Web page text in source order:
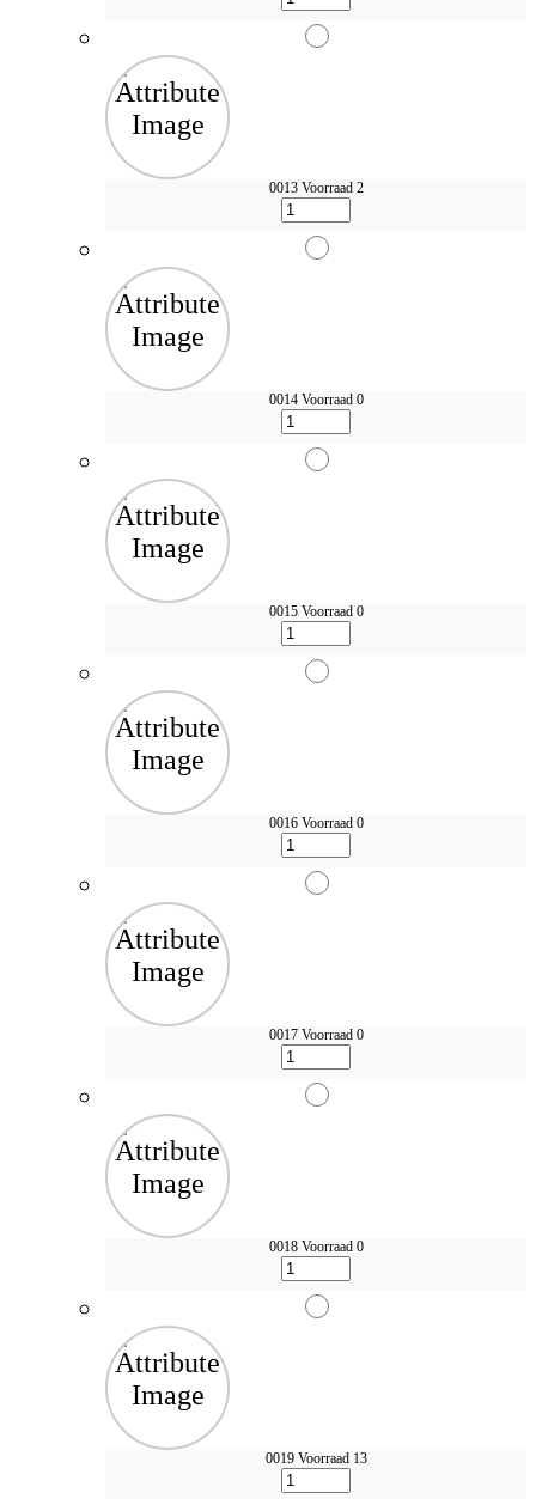
0013 Voorraad 2
0014 Voorraad 0
0015 Voorraad 0
0016 Voorraad 0
0017 Voorraad 0
0018 Voorraad 0
0019 Voorraad 13